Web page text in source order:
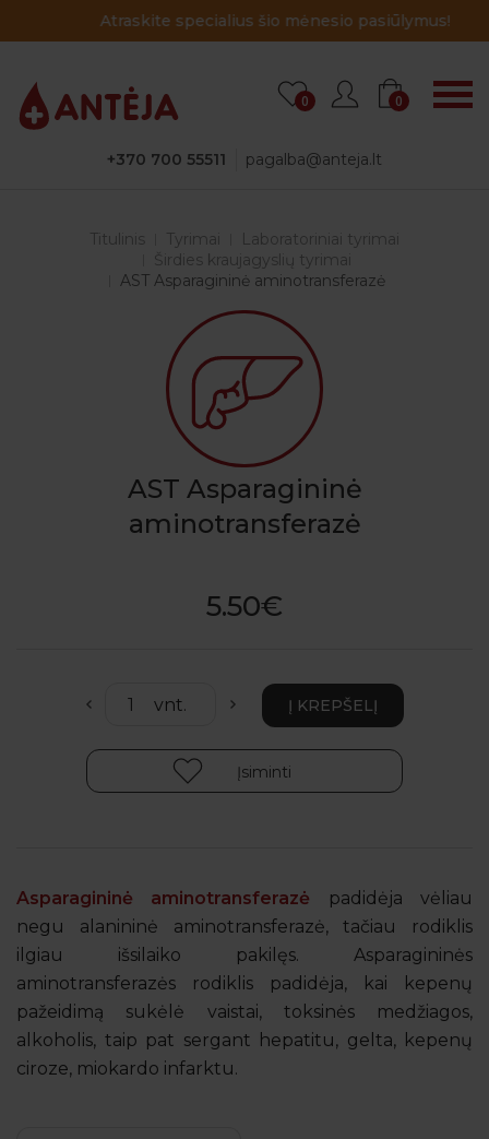
Atraskite specialius šio mėnesio pasiūlymus!
+370 700 55511 pagalba@anteja.lt
0 0
Titulinis Tyrimai
Laboratoriniai tyrimai
Širdies kraujagyslių tyrimai
AST Asparagininė aminotransferazė
AST Asparagininė
aminotransferazė
5.50€
Įsiminti
Asparagininė aminotransferazė padidėja vėliau
negu alanininė aminotransferazė, tačiau rodiklis
ilgiau išsilaiko pakilęs. Asparagininės
aminotransferazės rodiklis padidėja, kai kepenų
pažeidimą sukėlė vaistai, toksinės medžiagos,
alkoholis, taip pat sergant hepatitu, gelta, kepenų
ciroze, miokardo infarktu.